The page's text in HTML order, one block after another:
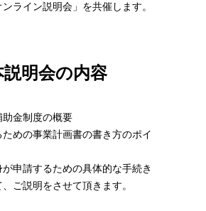
ライン説明会」を共催します。
説明会の内容
金制度の概要
めの事業計画書の書き方のポイ
申請するための具体的な手続き
ご説明をさせて頂きます。